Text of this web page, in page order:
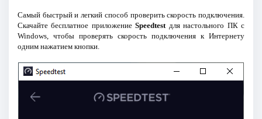
Самый быстрый и легкий способ проверить скорость подключения.
Скачайте бесплатное приложениеSpeedtest для настольного ПК с
Windows, чтобы проверять скорость подключения к Интернету
одним нажатием кнопки.